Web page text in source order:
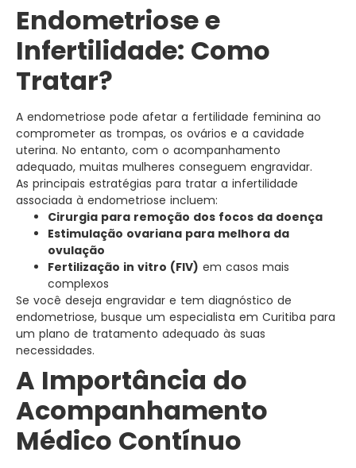
Endometriose e
Infertilidade: Como
Tratar?
A endometriose pode afetar a fertilidade feminina ao
comprometer as trompas, os ovários e a cavidade
uterina. No entanto, com o acompanhamento
adequado, muitas mulheres conseguem engravidar.
As principais estratégias para tratar a infertilidade
associada à endometriose incluem:
Cirurgia para remoção dos focos da doença
Estimulação ovariana para melhora da
ovulação
Fertilização in vitro (FIV) em casos mais
complexos
Se você deseja engravidar e tem diagnóstico de
endometriose, busque um especialista em Curitiba para
um plano de tratamento adequado às suas
necessidades.
A Importância do
Acompanhamento
Médico Contínuo